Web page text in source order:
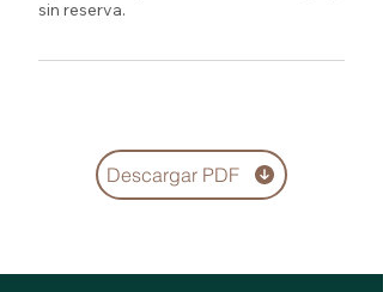
Descargar PDF